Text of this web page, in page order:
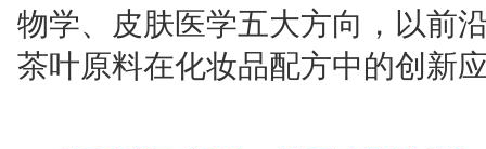
物学、皮肤医学五大方向，以前
茶叶原料在化妆品配方中的创新